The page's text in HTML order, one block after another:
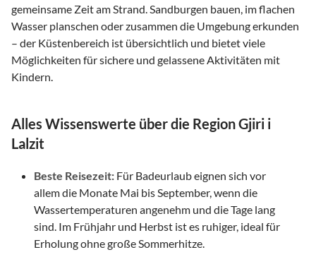
gemeinsame Zeit am Strand. Sandburgen bauen, im flachen
Wasser planschen oder zusammen die Umgebung erkunden
– der Küstenbereich ist übersichtlich und bietet viele
Möglichkeiten für sichere und gelassene Aktivitäten mit
Kindern.
Alles Wissenswerte über die Region Gjiri i
Lalzit
Beste Reisezeit: Für Badeurlaub eignen sich vor
allem die Monate Mai bis September, wenn die
Wassertemperaturen angenehm und die Tage lang
sind. Im Frühjahr und Herbst ist es ruhiger, ideal für
Erholung ohne große Sommerhitze.